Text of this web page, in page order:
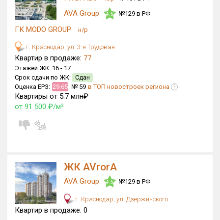
Блокированных домов
Квартир, апартаментов,
блоков в БД
AVA Group 4.5 №129 в РФ
ГК MODO GROUP н/р
г. Краснодар, ул. 3-я Трудовая
Квартир в продаже: 77
Этажей ЖК: 16 - 17
Срок сдачи по ЖК: Сдан
Оценка ЕРЗ: 29.65 № 59 в ТОП новостроек региона ?
Квартиры от 5.7 млн₽
от 91 500 ₽/м²
ЖК AVrorA
AVA Group 4.5 №129 в РФ
г. Краснодар, ул. Дзержинского
Квартир в продаже: 0